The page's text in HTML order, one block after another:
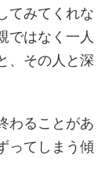
てみてくれな
ではなく一人
、その人と深
わることがあ
ってしまう傾